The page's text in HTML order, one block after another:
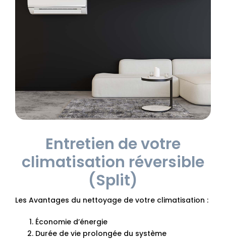
Entretien de votre
climatisation réversible
(Split)
Les Avantages du nettoyage de votre climatisation :
Économie d’énergie
Durée de vie prolongée du système